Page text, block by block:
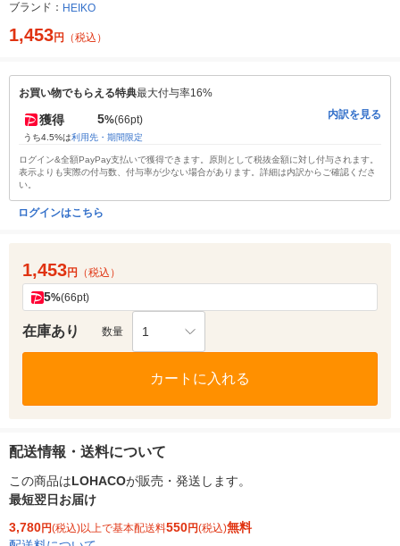
ブランド： HEIKO
1,453円 （税込）
お買い物でもらえる特典最大付与率16%
獲得 5%(66pt)
うち4.5%は利用先・期間限定
内訳を見る
ログイン&全額PayPay支払いで獲得できます。原則として税抜金額に対し付与されます。
表示よりも実際の付与数、付与率が少ない場合があります。詳細は内訳からご確認くださ
い。
ログインはこちら
1,453円 （税込）
5%(66pt)
在庫あり 数量 1
カートに入れる
配送情報・送料について
この商品はLOHACOが販売・発送します。
最短翌日お届け
3,780円(税込)以上で基本配送料550円(税込)無料